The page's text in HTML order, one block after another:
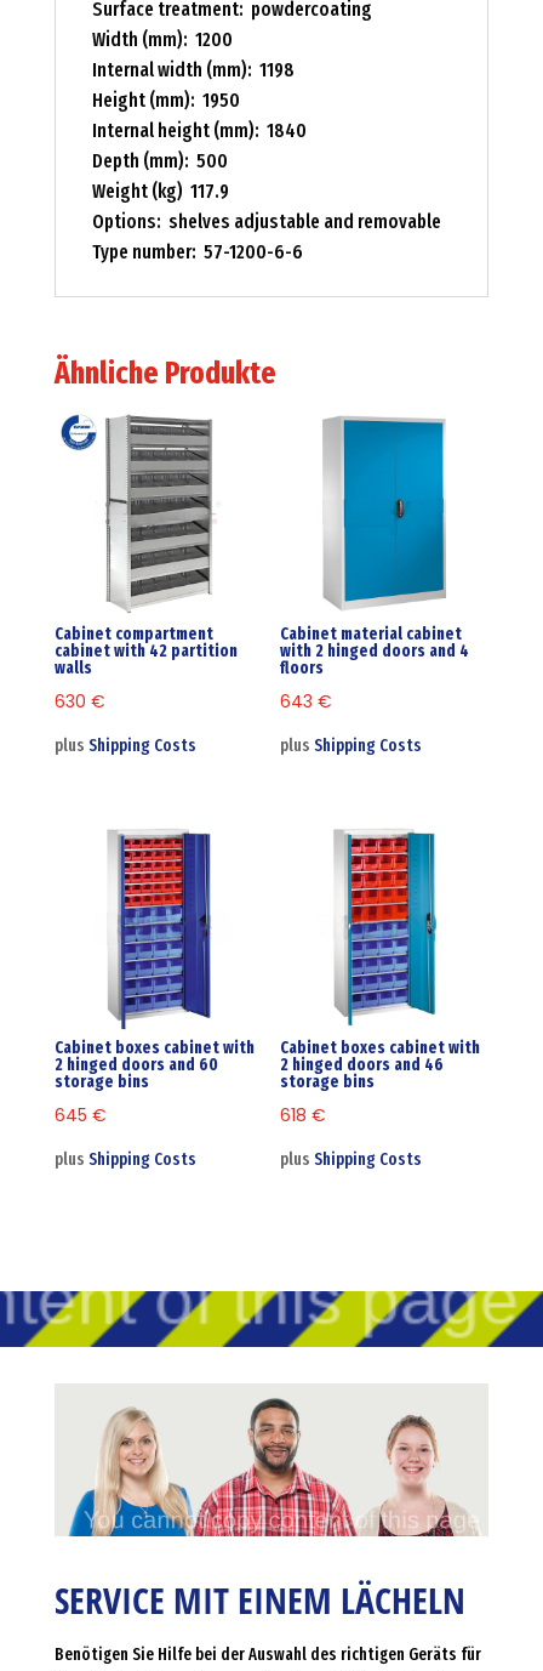
Surface treatment: powdercoating
Width (mm): 1200
Internal width (mm): 1198
Height (mm): 1950
Internal height (mm): 1840
Depth (mm): 500
Weight (kg) 117.9
Options: shelves adjustable and removable
Type number: 57-1200-6-6
Ähnliche Produkte
Cabinet compartment
cabinet with 42 partition
walls
630 €
plus Shipping Costs
Cabinet material cabinet
with 2 hinged doors and 4
floors
643€
plusShipping Costs
Cabinet boxes cabinet with
2 hinged doors and 60
storage bins
645 €
plus Shipping Costs
Cabinet boxes cabinet with
2 hinged doors and 46
storage bins
618€
plusShipping Costs
SERVICE MIT EINEM LÄCHELN
Benötigen Sie Hilfe bei der Auswahl des richtigen Geräts für